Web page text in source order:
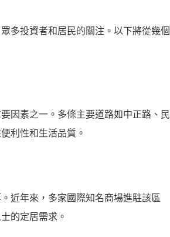
多投資者和居民的關注。以下將從幾個
因素之一。多條主要道路如中正路、民
利性和生活品質。
近年來，多家國際知名商場進駐該區
的定居需求。